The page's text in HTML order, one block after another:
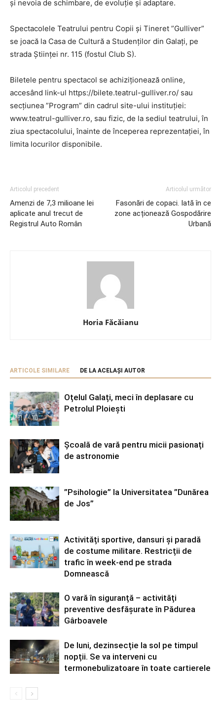
și nevoia de schimbare, de evoluție și adaptare.
Spectacolele Teatrului pentru Copii și Tineret ”Gulliver”
se joacă la Casa de Cultură a Studenților din Galați, pe
strada Științei nr. 115 (fostul Club S).
Biletele pentru spectacol se achiziționează online,
accesând link-ul https://bilete.teatrul-gulliver.ro/ sau
secțiunea ”Program” din cadrul site-ului instituției:
www.teatrul-gulliver.ro, sau fizic, de la sediul teatrului, în
ziua spectacolului, înainte de începerea reprezentației, în
limita locurilor disponibile.
Articolul precedent
Amenzi de 7,3 milioane lei
aplicate anul trecut de
Registrul Auto Român
Articolul următor
Fasonări de copaci. Iată în ce
zone acționează Gospodărire
Urbană
Horia Făcăianu
ARTICOLE SIMILARE DE LA ACELAȘI AUTOR
Oțelul Galați, meci în deplasare cu
Petrolul Ploiești
Școală de vară pentru micii pasionați
de astronomie
”Psihologie” la Universitatea ”Dunărea
de Jos”
Activități sportive, dansuri și paradă
de costume militare. Restricții de
trafic în week-end pe strada
Domnească
O vară în siguranță – activități
preventive desfășurate în Pădurea
Gârboavele
De luni, dezinsecție la sol pe timpul
nopții. Se va interveni cu
termonebulizatoare în toate cartierele